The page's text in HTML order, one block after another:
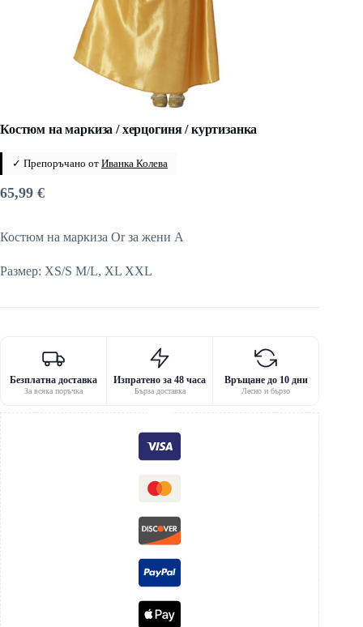
Костюм на маркиза / херцогиня / куртизанка
✓ Препоръчано от Иванка Колева
65,99 €
Костюм на маркиза Or за жени A
Размер: XS/S M/L, XL XXL
Безплатна доставка
За всяка поръчка
Изпратено за 48 часа
Бърза доставка
Връщане до 10 дни
Лесно и бързо